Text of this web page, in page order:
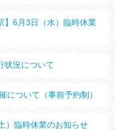
】6月3日（水）臨時休業
状況について
について（事前予約制）
）臨時休業のお知らせ